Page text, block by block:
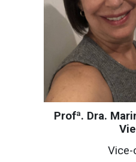
Profª. Dra.
Vice-